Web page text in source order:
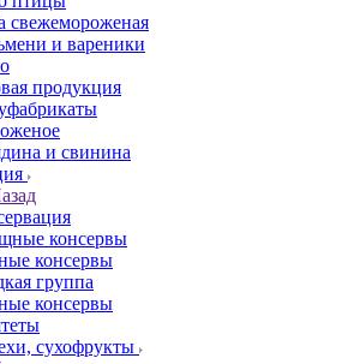
свежемороженая
и вареники
продукция
и свинина
консервы
консервы
группа
консервы
сухофрукты